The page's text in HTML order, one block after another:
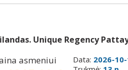
Unique Regency
asmeniui Data: 2026-